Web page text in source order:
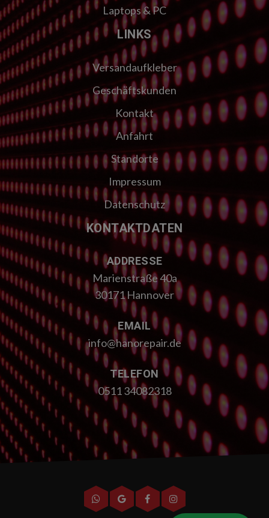
Laptops & PC
LINKS
Versandaufkleber
Geschäftskunden
Kontakt
Anfahrt
Standorte
Impressum
Datenschutz
KONTAKTDATEN
ADDRESSE
Marienstraße 40a
30171 Hannover
EMAIL
info@hanorepair.de
TELEFON
0511 34082318